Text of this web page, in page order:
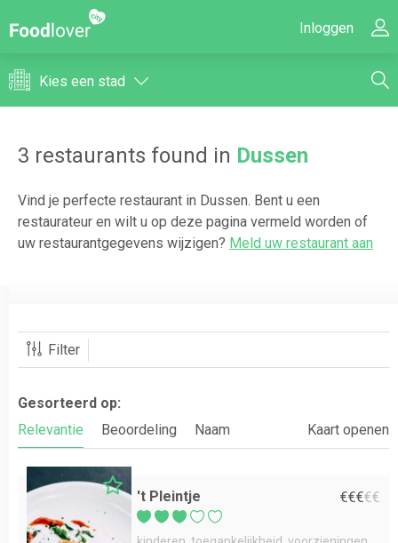
Inloggen
Kies een stad
3 restaurants found in Dussen
Vind je perfecte restaurant in Dussen. Bent u een
restaurateur en wilt u op deze pagina vermeld worden of
uw restaurantgegevens wijzigen? Meld uw restaurant aan
Filter
Gesorteerd op:
Relevantie
Beoordeling Naam Kaart openen
't Pleintje €€€€€